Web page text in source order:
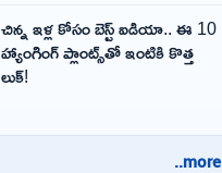
చిన్న ఇళ్ల కోసం బెస్ట్ ఐడియా.. ఈ 10
హ్యాంగింగ్ ప్లాంట్స్‌తో ఇంటికి కొత్త
లుక్!
..more